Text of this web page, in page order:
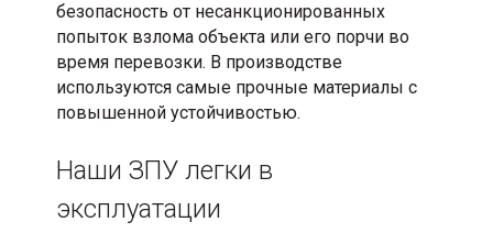
безопасность от несанкционированных
попыток взлома объекта или его порчи во
время перевозки. В производстве
используются самые прочные материалы с
повышенной устойчивостью.
Наши ЗПУ легки в
эксплуатации